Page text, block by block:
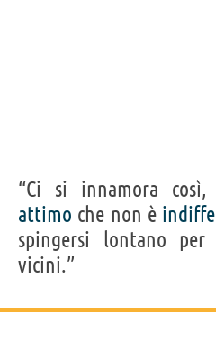
“Ci si innamora
attimo che non è
spingersi lontano per
vicini.”